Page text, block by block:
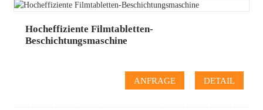
Hocheffiziente Filmtabletten-
Beschichtungsmaschine
ANFRAGE DETAIL